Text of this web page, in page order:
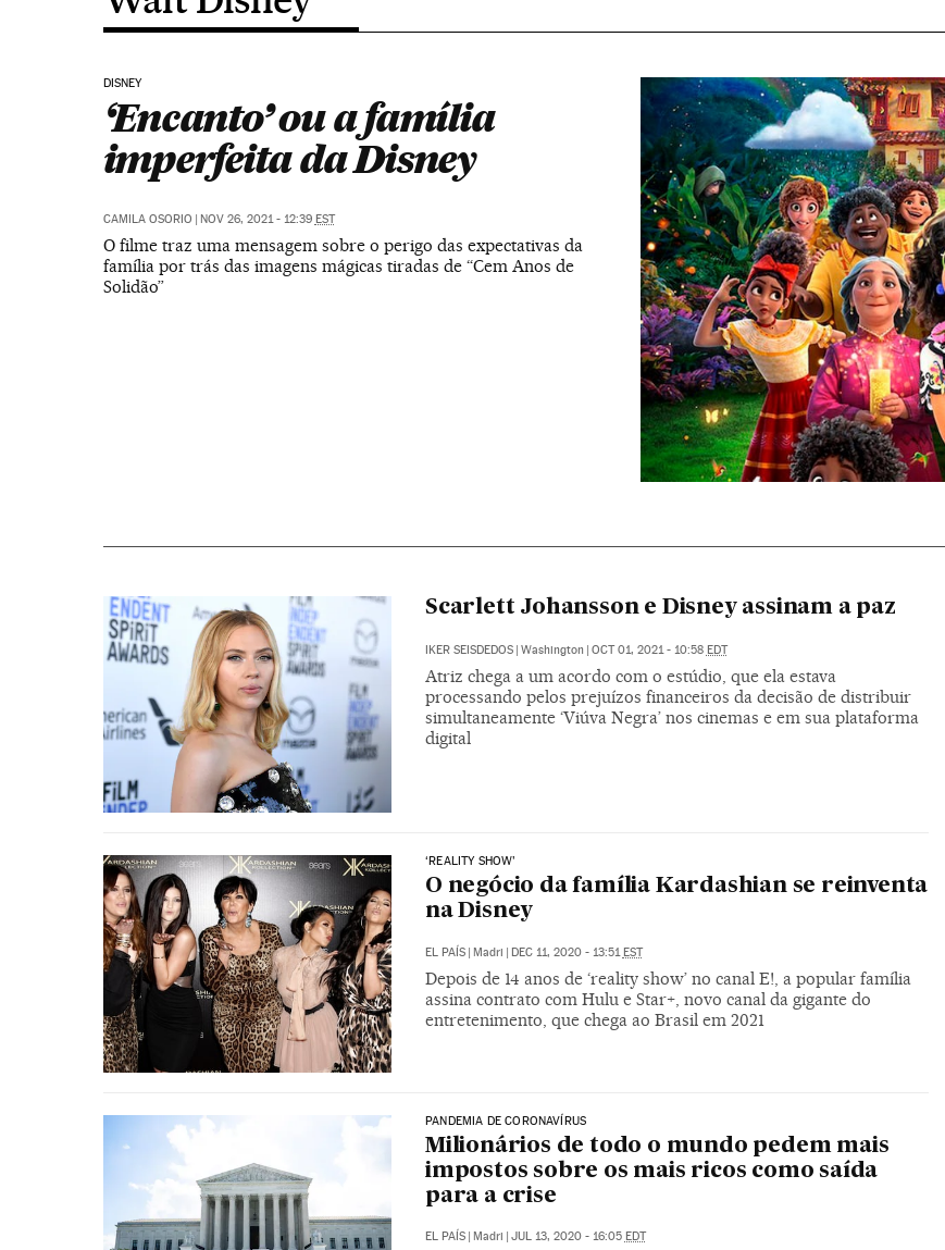
DISNEY
‘Encanto’ ou a família
imperfeita da Disney
CAMILA OSORIO | NOV 26, 2021 - 12:39 EST
O filme traz uma mensagem sobre o perigo das expectativas da
família por trás das imagens mágicas tiradas de “Cem Anos de
Solidão”
Scarlett Johansson e Disney assinam a paz
IKER SEISDEDOS | Washington | OCT 01, 2021 - 10:58 EDT
Atriz chega a um acordo com o estúdio, que ela estava
processando pelos prejuízos financeiros da decisão de distribuir
simultaneamente ‘Viúva Negra’ nos cinemas e em sua plataforma
digital
‘REALITY SHOW’
O negócio da família Kardashian se reinventa
na Disney
EL PAÍS Madri DEC 11, 2020 - 13:51 EST
Depois de 14 anos de ‘reality show’ no canal E!, a popular família
assina contrato com Hulu e Star+, novo canal da gigante do
entretenimento, que chega ao Brasil em 2021
PANDEMIA DE CORONAVÍRUS
Milionários de todo o mundo pedem mais
impostos sobre os mais ricos como saída
para a crise
EL PAÍS | Madri | JUL 13, 2020 - 16:05 EDT